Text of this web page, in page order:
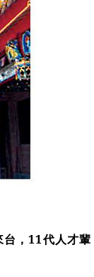
，11代人才輩